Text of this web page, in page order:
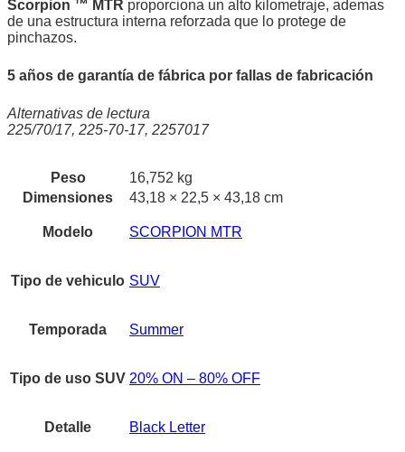
Scorpion ™ MTR proporciona un alto kilometraje, ademas
de una estructura interna reforzada que lo protege de
pinchazos.
5 años de garantía de fábrica por fallas de fabricación
Alternativas de lectura
225/70/17, 225-70-17, 2257017
Peso
16,752 kg
Dimensiones
43,18 × 22,5 × 43,18 cm
Modelo SCORPION MTR
Tipo de vehiculo SUV
Temporada Summer
Tipo de uso SUV 20% ON – 80% OFF
Detalle Black Letter